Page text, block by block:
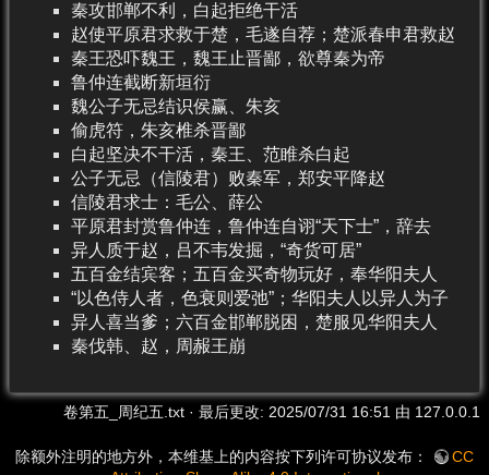
秦攻邯郸不利，白起拒绝干活
赵使平原君求救于楚，毛遂自荐；楚派春申君救赵
秦王恐吓魏王，魏王止晋鄙，欲尊秦为帝
鲁仲连截断新垣衍
魏公子无忌结识侯赢、朱亥
偷虎符，朱亥椎杀晋鄙
白起坚决不干活，秦王、范睢杀白起
公子无忌（信陵君）败秦军，郑安平降赵
信陵君求士：毛公、薛公
平原君封赏鲁仲连，鲁仲连自诩“天下士”，辞去
异人质于赵，吕不韦发掘，“奇货可居”
五百金结宾客；五百金买奇物玩好，奉华阳夫人
“以色侍人者，色衰则爱弛”；华阳夫人以异人为子
异人喜当爹；六百金邯郸脱困，楚服见华阳夫人
秦伐韩、赵，周赧王崩
卷第五_周纪五.txt · 最后更改: 2025/07/31 16:51 由 127.0.0.1
除额外注明的地方外，本维基上的内容按下列许可协议发布：
CC